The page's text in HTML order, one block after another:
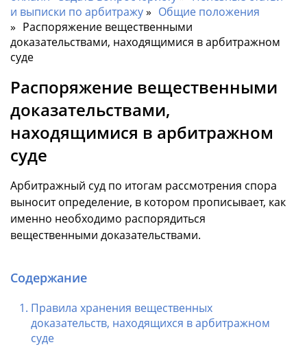
и выписки по арбитражу
Общие положения
Распоряжение вещественными
доказательствами, находящимися в арбитражном
суде
Распоряжение вещественными
доказательствами,
находящимися в арбитражном
суде
Арбитражный суд по итогам рассмотрения спора
выносит определение, в котором прописывает, как
именно необходимо распорядиться
вещественными доказательствами.
Содержание
Правила хранения вещественных
доказательств, находящихся в арбитражном
суде